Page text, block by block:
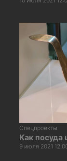
Спецпроекты
Как посуда
9 июля 2021